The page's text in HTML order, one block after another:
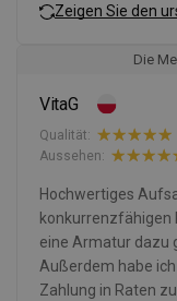
Zeigen Sie den
Die
VitaG
Qualität:
Aussehen:
Hochwertiges
konkurrenzfähigen
eine Armatur dazu
Außerdem habe
Zahlung in Raten